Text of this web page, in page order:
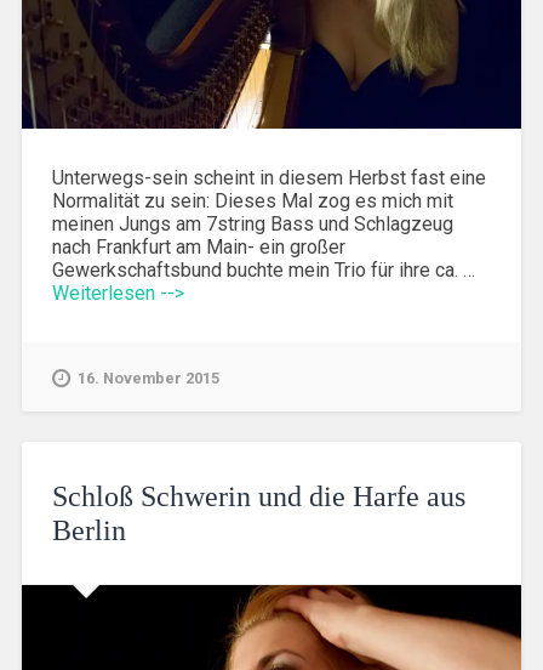
Unterwegs-sein scheint in diesem Herbst fast eine
Normalität zu sein: Dieses Mal zog es mich mit
meinen Jungs am 7string Bass und Schlagzeug
nach Frankfurt am Main- ein großer
Gewerkschaftsbund buchte mein Trio für ihre ca. …
Weiterlesen -->
16. November 2015
Schloß Schwerin und die Harfe aus
Berlin